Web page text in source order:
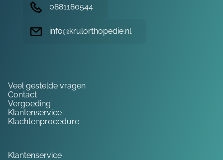
0881180544
info@krulorthopedie.nl
Veel gestelde vragen
Contact
Vergoeding
Klantenservice
Klachtenprocedure
Klantenservice